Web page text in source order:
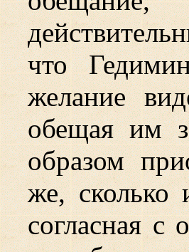
что
желание
обещая им
образом
же, сколько
согласная с